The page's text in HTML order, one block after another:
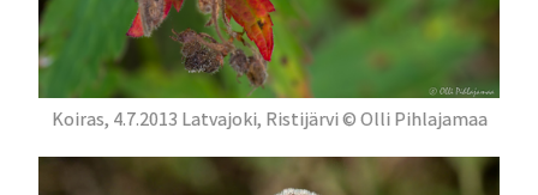
Koiras, 4.7.2013 Latvajoki, Ristijärvi © Olli Pihlajamaa